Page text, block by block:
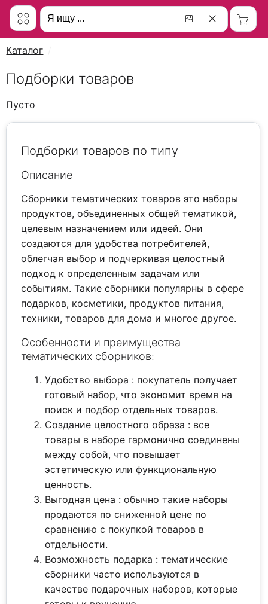
Каталог
Подборки товаров
Пусто
Подборки товаров по типу
Описание
Сборники тематических товаров это наборы
продуктов, объединенных общей тематикой,
целевым назначением или идеей. Они
создаются для удобства потребителей,
облегчая выбор и подчеркивая целостный
подход к определенным задачам или
событиям. Такие сборники популярны в сфере
подарков, косметики, продуктов питания,
техники, товаров для дома и многое другое.
Особенности и преимущества
тематических сборников:
Удобство выбора : покупатель получает
готовый набор, что экономит время на
поиск и подбор отдельных товаров.
Создание целостного образа : все
товары в наборе гармонично соединены
между собой, что повышает
эстетическую или функциональную
ценность.
Выгодная цена : обычно такие наборы
продаются по сниженной цене по
сравнению с покупкой товаров в
отдельности.
Возможность подарка : тематические
сборники часто используются в
качестве подарочных наборов, которые